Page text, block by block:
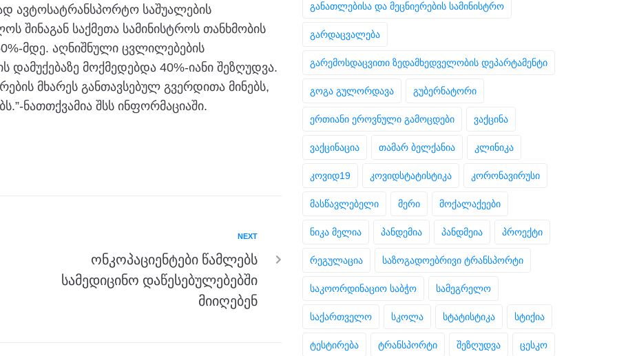
ავტოსატრანსპორტო საშუალების
შინაგან საქმეთა სამინისტროს თანხმობის
მდე. აღნიშნული ცვლილებების
დამუქებაზე მოქმედებდა 40%-იანი შეზღუდვა.
მხარეს განთავსებულ გვერდითა მინებს,
ნათთქვამია შსს ინფორმაციაში.
NEXT
ონკოპაციენტები წამლებს
სამედიცინო დაწესებულებებში
მიიღებენ
განათლებისა და მეცნიერების სამინისტრო
გარდაცვალება
გარემოსდაცვითი ზედამხედველობის დეპარტამენტი
გოგა გულორდავა გუბერნატორი
ერთიანი ეროვნული გამოცდები ვაქცინა
ვაქცინაცია თამარ ბელქანია კლინიკა
კოვიდ19 კოვიდსტატისტიკა კორონავირუსი
მასწავლებელი მერი მოქალაქეები
ნიკა მელია პანდემია პანდმეია პროექტი
რეგულაცია საზოგადოებრივი ტრანსპორტი
საკოორდინაციო საბჭო სამეგრელო
საქართველო სკოლა სტატისტიკა სტიქია
ტესტირება ტრანსპორტი შეზღუდვა ცესკო